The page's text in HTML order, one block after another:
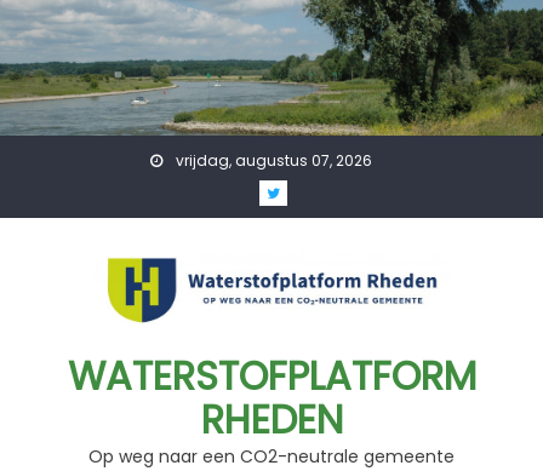
Skip
to
content
vrijdag, augustus 07, 2026
WATERSTOFPLATFORM
RHEDEN
Op weg naar een CO2-neutrale gemeente